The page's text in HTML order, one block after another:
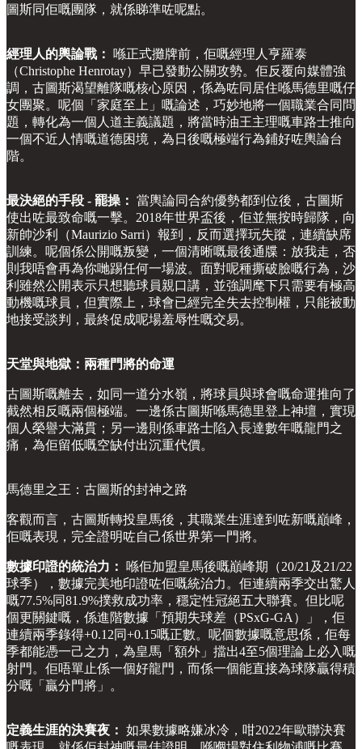
圖斯同佢嘅團隊，就係睇準咗呢點。
經理人的輿論戰：
喺正式攤牌前，佢嘅經理人亨羅泰
（Christophe Henrotay）早已發動公關攻勢。佢反覆向媒體強
調，古圖斯渴望離隊嘅核心原因，係為咗同居住喺馬德里嘅仔
女團聚。呢個「家庭至上」嘅論述，巧妙地將一個職業合同問
題，轉化為一個人道主義議題，將當時油王主理嘅車路士推向
一個不近人情嘅道德困境，為日後嘅極端行為鋪好咗輿論台
階。
最決絕的手段 - 罷操： 當輿論同合約優勢都到位後，古圖斯
使出咗最致命嘅一擊。2018年世界盃後，佢並無按時歸隊，向
新帥沙利（Maurizio Sarri）報到，反而選擇玩失蹤，連續缺席
訓練。呢個係公開嘅叛變，一個清晰嘅最後通牒：放我走，否
則我唔會再為你哋踢任何一場波。面對呢種撕破臉嘅行為，沙
利雖然公開表示只想聽球員親口講，並強調麾下只需要有極高
動機嘅球員，但實際上，球會已經完全失去控制權，只能被動
地接受談判，最終促成呢場羞辱性嘅交易。
天堂與地獄：兩種門將的命運
古圖斯嘅離去，如同一道分水嶺，將球員與球會嘅命運推向了
截然相反嘅兩個極端。一邊係古圖斯喺馬德里登上神壇，實現
個人榮譽大滿貫；另一邊則係車路士陷入長達數年嘅龍門之
痛，為佢留低嘅空缺付出沉重代價。
馬德里之王：古圖斯的封神之路
客觀而言，古圖斯轉投皇馬後，其職業生涯達到咗新嘅巔峰，
佢嘅表現，完全證明咗自己係世界第一門將。
數據印證的統治力：
喺佢加盟皇馬後嘅巔峰期（20/21及21/22
球季），數據完美地印證咗佢嘅統治力。佢連續兩季交出驚人
嘅77.5%同81.9%撲救成功率，穩定性冠絕五大聯賽。但比呢
個更關鍵嘅，係進階數據「預期失球差（PSxG-GA）」，佢
連續兩季錄得+0.12同+0.15嘅正數。呢個數據嘅意思係，佢每
季都能憑一己之力，為皇馬「額外」擋出4至5個理論上必入嘅
射門。佢唔單止係一個好龍門，而係一個能直接為球隊贏得積
分嘅「贏分門將」。
定義生涯的決賽夜： 如果數據略嫌冰冷，咁2022年歐聯決賽